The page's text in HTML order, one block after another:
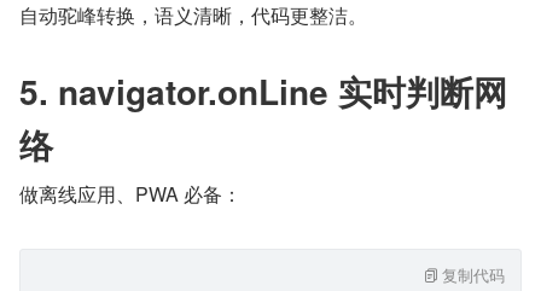
自动驼峰转换，语义清晰，代码更整洁。
5. navigator.onLine 实时判断网
络
做离线应用、PWA 必备：
复制代码